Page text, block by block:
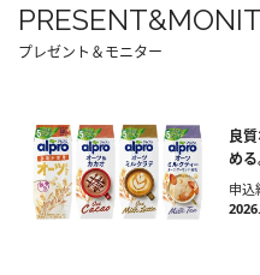
プレゼント＆モニター
良
め
申込